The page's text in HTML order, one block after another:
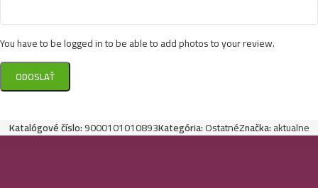
You have to be logged in to be able to add photos to your review.
Katalógové číslo:9000101010893Kategória:OstatnéZnačka:aktualne